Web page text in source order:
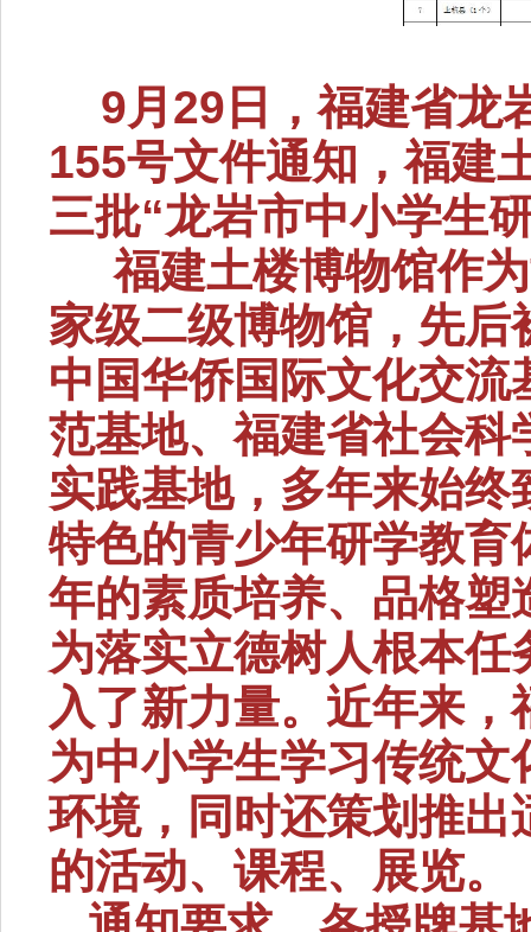
9月29日，福建省龙
155号文件通知，福建
三批“龙岩市中小学生
福建土楼博物馆作为
家级二级博物馆，先
中国华侨国际文化交
范基地、福建省社会
实践基地，多年来始
特色的青少年研学教
年的素质培养、品格
为落实立德树人根本
入了新力量。近年来
为中小学生学习传统
环境，同时还策划推
的活动、课程、展览。